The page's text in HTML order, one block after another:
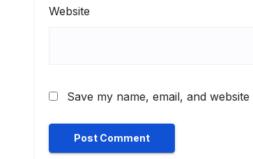
Website
Save my name, email, and